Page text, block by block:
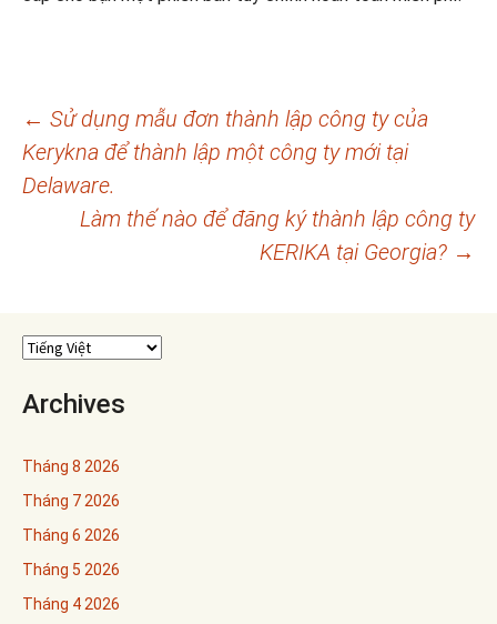
Điều
hướng
← Sử dụng mẫu đơn thành lập công ty của
Kerykna để thành lập một công ty mới tại
Delaware.
Làm thế nào để đăng ký thành lập công ty
KERIKA tại Georgia? →
Archives
Tháng 8 2026
Tháng 7 2026
Tháng 6 2026
Tháng 5 2026
Tháng 4 2026